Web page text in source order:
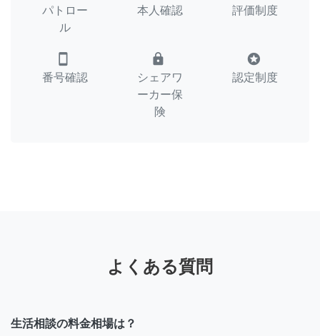
パトロー
ル
本人確認 評価制度
smartphone
番号確認
lock
シェアワ
ーカー保
険
stars
認定制度
よくある質問
生活相談の料金相場は？